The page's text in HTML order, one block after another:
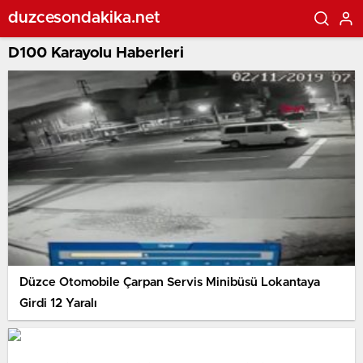
duzcesondakika.net
D100 Karayolu Haberleri
Düzce Otomobile Çarpan Servis Minibüsü Lokantaya
Girdi 12 Yaralı